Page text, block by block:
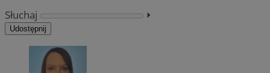
Słuchaj
⏵︎
Udostępnij